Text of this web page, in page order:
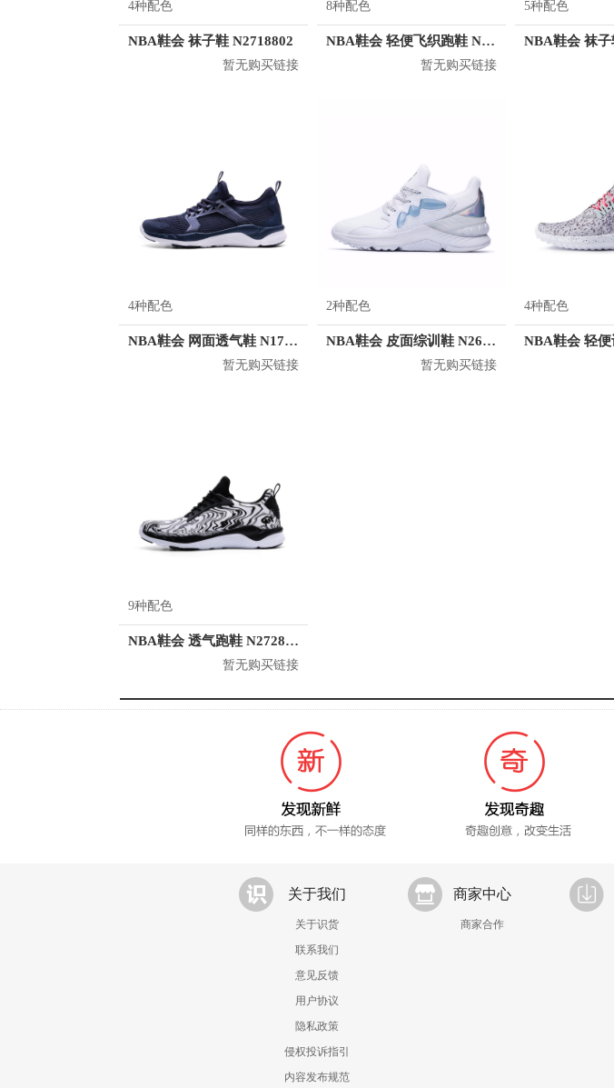
4种配色
NBA鞋会 袜子鞋 N2718802
暂无购买链接
8种配色
NBA鞋会 轻便飞织跑鞋 N1728806
暂无购买链接
5种配色
4种配色
NBA鞋会 网面透气鞋 N1728807
暂无购买链接
2种配色
NBA鞋会 皮面综训鞋 N2631909 训练鞋
暂无购买链接
4种配色
9种配色
NBA鞋会 透气跑鞋 N2728818
暂无购买链接
关于我们
关于识货
联系我们
意见反馈
用户协议
隐私政策
侵权投诉指引
内容发布规范
商家中心
商家合作